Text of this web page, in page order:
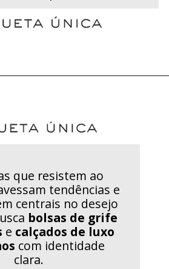
que resistem ao
tendências e
centrais no desejo
bolsas de grife
e calçados de luxo
com identidade
clara.